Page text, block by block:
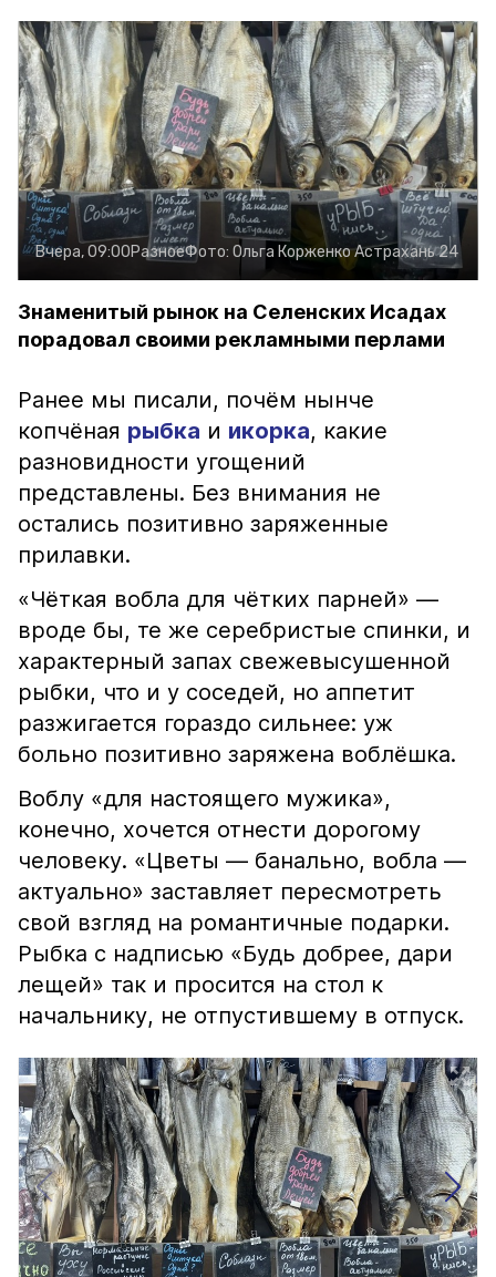
Вчера, 09:00РазноеФото: Ольга КорженкоАстрахань 24
Знаменитый рынок на Селенских Исадах
порадовал своими рекламными перлами
Ранее мы писали, почём нынче
копчёная рыбка и икорка, какие
разновидности угощений
представлены. Без внимания не
остались позитивно заряженные
прилавки.
«Чёткая вобла для чётких парней» —
вроде бы, те же серебристые спинки, и
характерный запах свежевысушенной
рыбки, что и у соседей, но аппетит
разжигается гораздо сильнее: уж
больно позитивно заряжена воблёшка.
Воблу «для настоящего мужика»,
конечно, хочется отнести дорогому
человеку. «Цветы — банально, вобла —
актуально» заставляет пересмотреть
свой взгляд на романтичные подарки.
Рыбка с надписью «Будь добрее, дари
лещей» так и просится на стол к
начальнику, не отпустившему в отпуск.